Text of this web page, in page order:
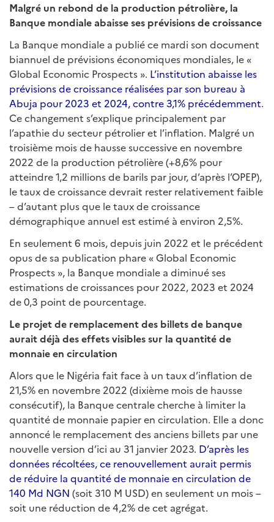
Malgré un rebond de la production pétrolière, la
Banque mondiale abaisse ses prévisions de croissance
La Banque mondiale a publié ce mardi son document
biannuel de prévisions économiques mondiales, le «
Global Economic Prospects ». L’institution abaisse les
prévisions de croissance réalisées par son bureau à
Abuja pour 2023 et 2024, contre 3,1% précédemment.
Ce changement s’explique principalement par
l’apathie du secteur pétrolier et l’inflation. Malgré un
troisième mois de hausse successive en novembre
2022 de la production pétrolière (+8,6% pour
atteindre 1,2 millions de barils par jour, d’après l’OPEP),
le taux de croissance devrait rester relativement faible
– d’autant plus que le taux de croissance
démographique annuel est estimé à environ 2,5%.
En seulement 6 mois, depuis juin 2022 et le précédent
opus de sa publication phare « Global Economic
Prospects », la Banque mondiale a diminué ses
estimations de croissances pour 2022, 2023 et 2024
de 0,3 point de pourcentage.
Le projet de remplacement des billets de banque
aurait déjà des effets visibles sur la quantité de
monnaie en circulation
Alors que le Nigéria fait face à un taux d’inflation de
21,5% en novembre 2022 (dixième mois de hausse
consécutif), la Banque centrale cherche à limiter la
quantité de monnaie papier en circulation. Elle a donc
annoncé le remplacement des anciens billets par une
nouvelle version d’ici au 31 janvier 2023. D’après les
données récoltées, ce renouvellement aurait permis
de réduire la quantité de monnaie en circulation de
140 Md NGN (soit 310 M USD) en seulement un mois –
soit une réduction de 4,2% de cet agrégat.